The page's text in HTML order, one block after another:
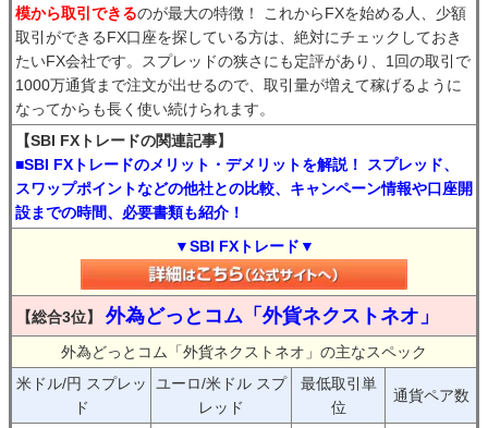
模から取引できるのが最大の特徴！ これからFXを始める人、少額
取引ができるFX口座を探している方は、絶対にチェックしておき
たいFX会社です。スプレッドの狭さにも定評があり、1回の取引で
1000万通貨まで注文が出せるので、取引量が増えて稼げるように
なってからも長く使い続けられます。
【SBI FXトレードの関連記事】
■SBI FXトレードのメリット・デメリットを解説！ スプレッド、
スワップポイントなどの他社との比較、キャンペーン情報や口座開
設までの時間、必要書類も紹介！
▼SBI FXトレード▼
【総合3位】 外為どっとコム「外貨ネクストネオ」
外為どっとコム「外貨ネクストネオ」の主なスペック
米ドル/円 スプレッ
ド
ユーロ/米ドル スプ
レッド
最低取引単
位
通貨ペア数